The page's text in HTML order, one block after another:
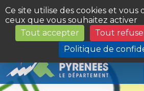
Panneau de gestion des cookies
Ce site utilise des cookies et
ceux que vous souhaitez activer
Tout accepter
Tout
Politique de
Les